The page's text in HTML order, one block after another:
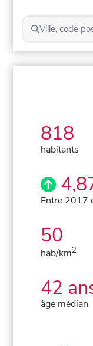
Ville, code
818
habitants
Entre 2017
50
hab/km2
42
âge médian